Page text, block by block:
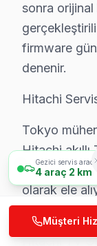
Sarıyer'da
Hitachi TV
Hitachi
Neden bu
• Sarıyer
• Sarıyer
• Online
• Sarıyer
Sarıyer'da
sonra
firmware
denenir.
Hitachi
Tokyo
Hitachi
ve T-Con
olarak ele
test
Hitachi TV
Gezici servis
4 araç 2 km
Müşteri